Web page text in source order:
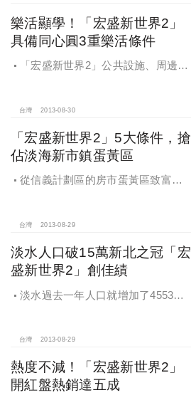
樂活顯學！「宏盛新世界2」
具備同心圓3重樂活條件
「宏盛新世界2」公共設施、周邊自
台灣 2013-08-30
「宏盛新世界2」5大條件，搶
佔淡海新市鎮蛋黃區
從信義計劃區的房市蛋黃區致富歷
台灣 2013-08-29
淡水人口破15萬新北之冠「宏
盛新世界2」創佳績
淡水過去一年人口就增加了4553
台灣 2013-08-29
熱度不減！「宏盛新世界2」
開紅盤熱銷達五成